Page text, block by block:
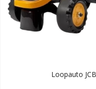
Loopauto